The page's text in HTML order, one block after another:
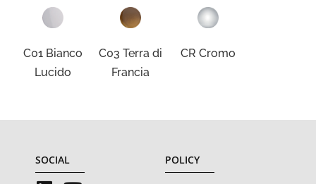
C01 Bianco
Lucido
C03 Terra di
Francia
CR Cromo
SOCIAL POLICY